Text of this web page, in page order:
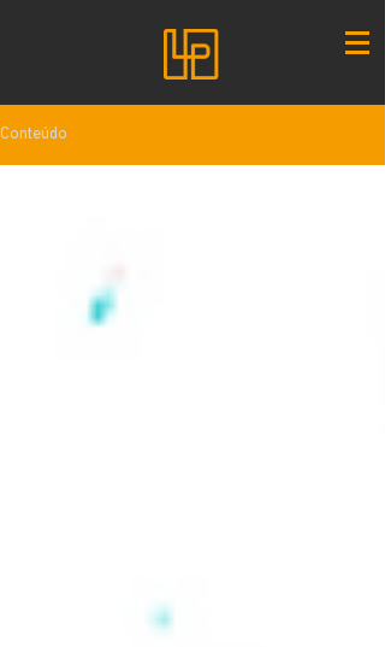
Conteúdo